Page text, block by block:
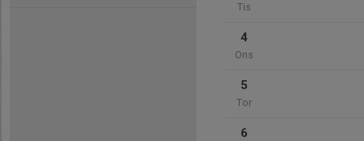
Tis
4
Ons
5
Tor
6